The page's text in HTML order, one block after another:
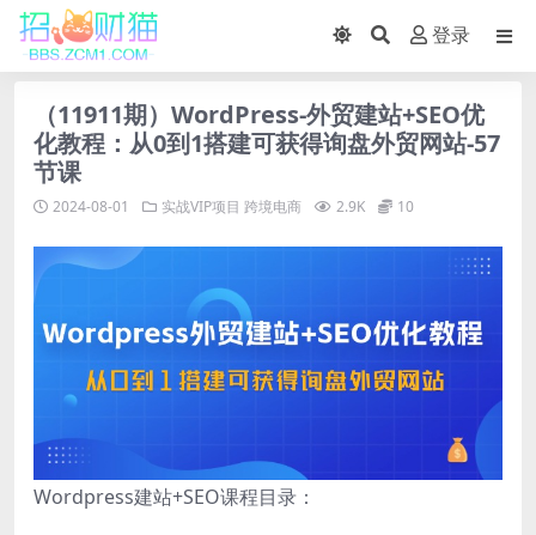
登录
（11911期）WordPress-外贸建站+SEO优
化教程：从0到1搭建可获得询盘外贸网站-57
节课
2024-08-01 实战VIP项目 跨境电商 2.9K 10
Wordpress建站+SEO课程目录：